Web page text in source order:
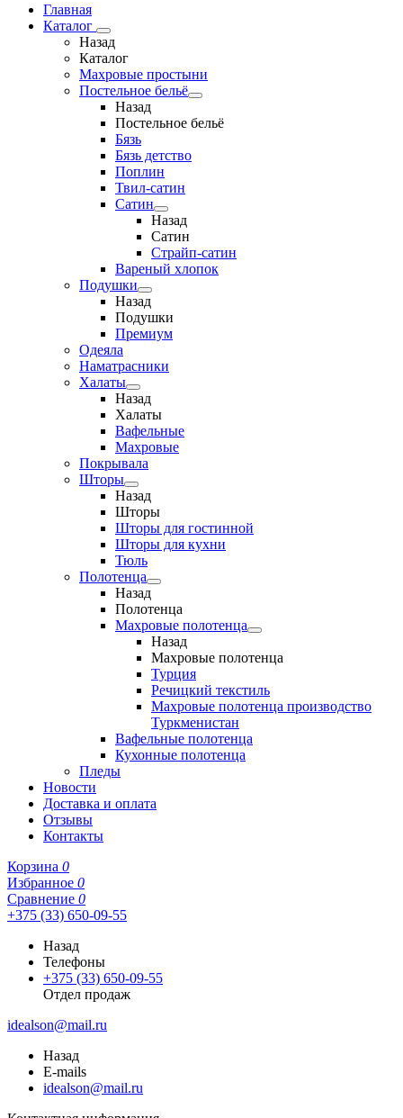
Главная
Каталог
Назад
Каталог
Махровые простыни
Постельное бельё
Назад
Постельное бельё
Бязь
Бязь детство
Поплин
Твил-сатин
Сатин
Назад
Сатин
Страйп-сатин
Вареный хлопок
Подушки
Назад
Подушки
Премиум
Одеяла
Наматрасники
Халаты
Назад
Халаты
Вафельные
Махровые
Покрывала
Шторы
Назад
Шторы
Шторы для гостинной
Шторы для кухни
Тюль
Полотенца
Назад
Полотенца
Махровые полотенца
Назад
Махровые полотенца
Турция
Речицкий текстиль
Махровые полотенца производство
Туркменистан
Вафельные полотенца
Кухонные полотенца
Пледы
Новости
Доставка и оплата
Отзывы
Контакты
Корзина 0
Избранное 0
Сравнение 0
+375 (33) 650-09-55
Назад
Телефоны
+375 (33) 650-09-55
Отдел продаж
idealson@mail.ru
Назад
E-mails
idealson@mail.ru